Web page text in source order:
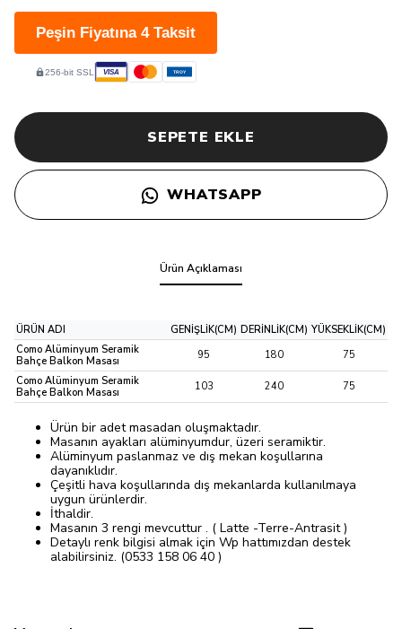
Peşin Fiyatına 4 Taksit
256-bit SSL VISA TROY
SEPETE EKLE
WHATSAPP
Ürün Açıklaması
ÜRÜN ADI GENİŞLİK(CM) DERİNLİK(CM) YÜKSEKLİK(CM)
Como Alüminyum Seramik
Bahçe Balkon Masası
95 180
75
Como Alüminyum Seramik
Bahçe Balkon Masası
103 240 75
Ürün bir adet masadan oluşmaktadır.
Masanın ayakları alüminyumdur, üzeri seramiktir.
Alüminyum paslanmaz ve dış mekan koşullarına
dayanıklıdır.
Çeşitli hava koşullarında dış mekanlarda kullanılmaya
uygun ürünlerdir.
İthaldir.
Masanın 3 rengi mevcuttur . ( Latte -Terre-Antrasit )
Detaylı renk bilgisi almak için Wp hattımızdan destek
alabilirsiniz. (0533 158 06 40 )